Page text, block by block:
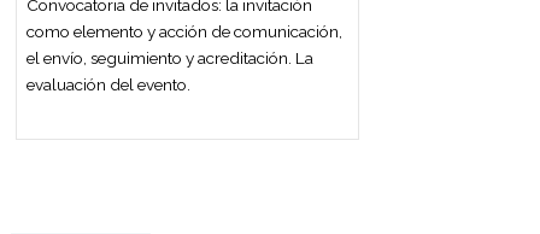
audiovisuales: radio, televisión, cine.
Lenguaje y contenido audiovisual.
Lenguaje sonoro y lenguaje visual. La